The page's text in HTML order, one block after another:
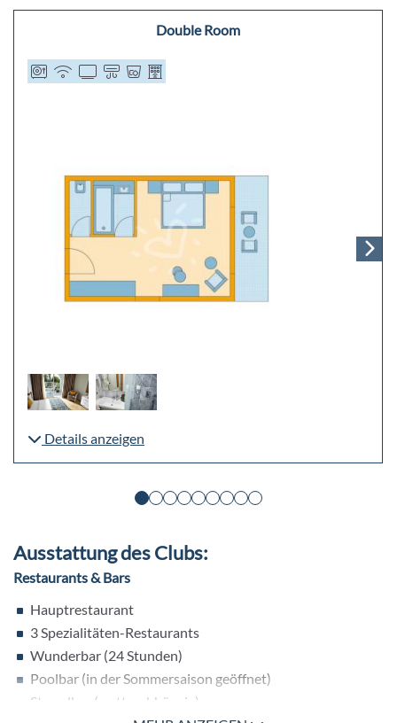
Double Room
Details anzeigen
Ausstattung des Clubs:
Restaurants & Bars
Hauptrestaurant
3 Spezialitäten-Restaurants
Wunderbar (24 Stunden)
Poolbar (in der Sommersaison geöffnet)
Strandbar (wetterabhängig)